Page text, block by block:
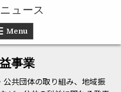
ュース
Menu
事業
共団体の取り組み、地域振